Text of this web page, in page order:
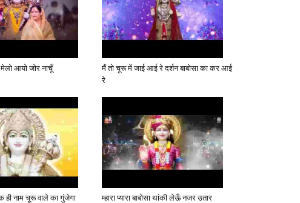
मेलो आयो जोर नाचूँ
मैं तो चूरू में जाई आई रे दर्शन बाबोसा का कर आई
रे
ही नाम चूरू वाले का गुंजेगा म्हारा प्यारा बाबोसा थांकी लेऊँ नजर उतार